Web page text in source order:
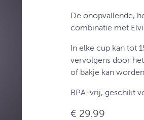
De onopvallende,
combinatie met
In elke cup kan tot
vervolgens door
of bakje kan
BPA-vrij, geschikt
€ 29.99